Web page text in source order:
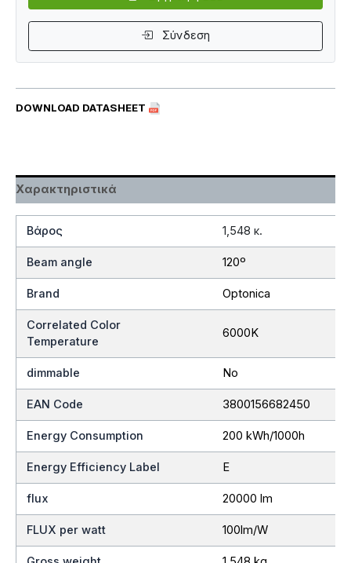
DOWNLOAD DATASHEET
Σύνδεση
Χαρακτηριστικά
Βάρος 1,548 κ.
Beam angle 120º
Brand Optonica
Correlated Color
Temperature
6000K
dimmable No
EAN Code 3800156682450
Energy Consumption 200 kWh/1000h
Energy Efficiency Label E
flux 20000 lm
FLUX per watt 100lm/W